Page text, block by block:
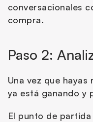
conversacionales
compra.
Paso 2:
Una vez que
ya está ganando y
El punto de